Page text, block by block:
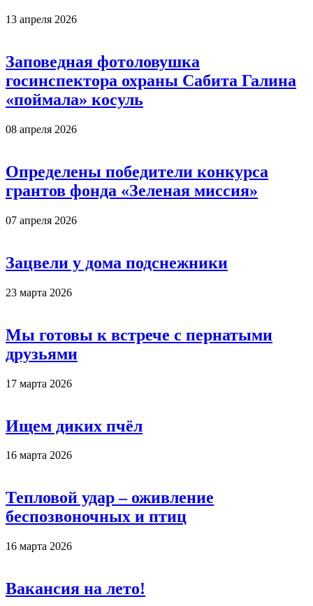
13 апреля 2026
Заповедная фотоловушка
госинспектора охраны Сабита Галина
«поймала» косуль
08 апреля 2026
Определены победители конкурса
грантов фонда «Зеленая миссия»
07 апреля 2026
Зацвели у дома подснежники
23 марта 2026
Мы готовы к встрече с пернатыми
друзьями
17 марта 2026
Ищем диких пчёл
16 марта 2026
Тепловой удар – оживление
беспозвоночных и птиц
16 марта 2026
Вакансия на лето!